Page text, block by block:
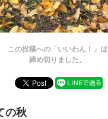
この投稿への「いいわん！」は
締め切りました。
の秋